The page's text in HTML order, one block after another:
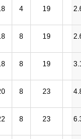
4 19
8 19
8 19
8 23
8 23